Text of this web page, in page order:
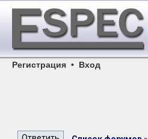
Регистрация • Вход